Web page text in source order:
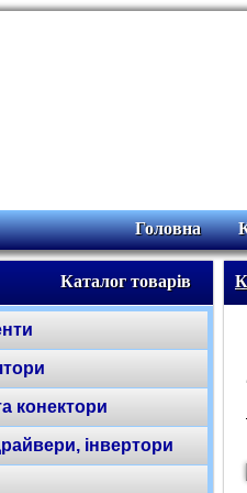
Головна
Каталог товарів
конектори
інвертори